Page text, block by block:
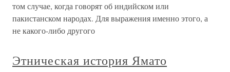
том случае, когда говорят об индийском или
пакистанском народах. Для выражения именно этого, а
не какого-либо другого
Этническая история Ямато